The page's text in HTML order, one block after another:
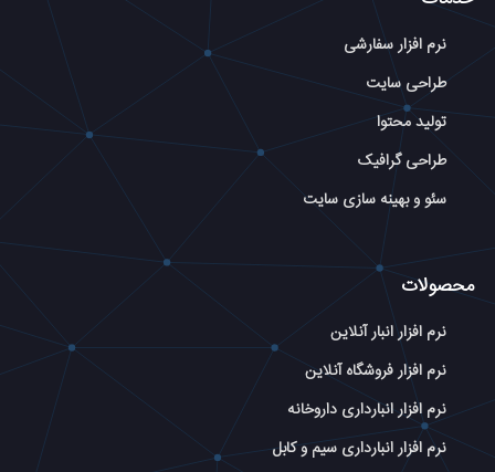
نرم افزار سفارشی
طراحی سایت
تولید محتوا
طراحی گرافیک
سئو و بهینه سازی سایت
محصولات
نرم افزار انبار آنلاین
نرم افزار فروشگاه آنلاین
نرم افزار انبارداری داروخانه
نرم افزار انبارداری سیم و کابل